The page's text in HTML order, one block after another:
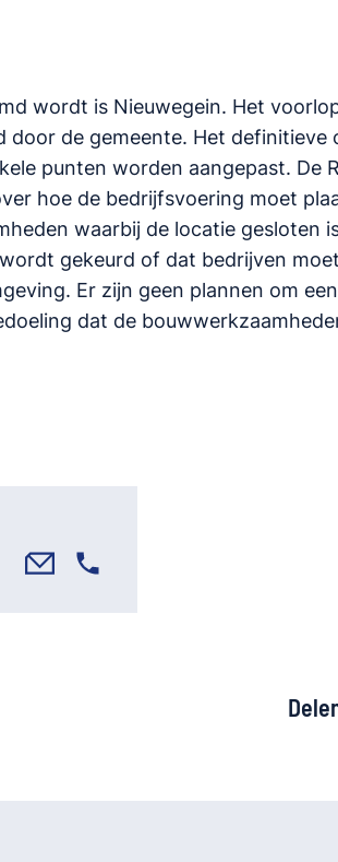
wordt is Nieuwegein. Het
door de gemeente. Het
punten worden aangepast. De
hoe de bedrijfsvoering moet
waarbij de locatie gesloten
gekeurd of dat bedrijven
Er zijn geen plannen om
dat de